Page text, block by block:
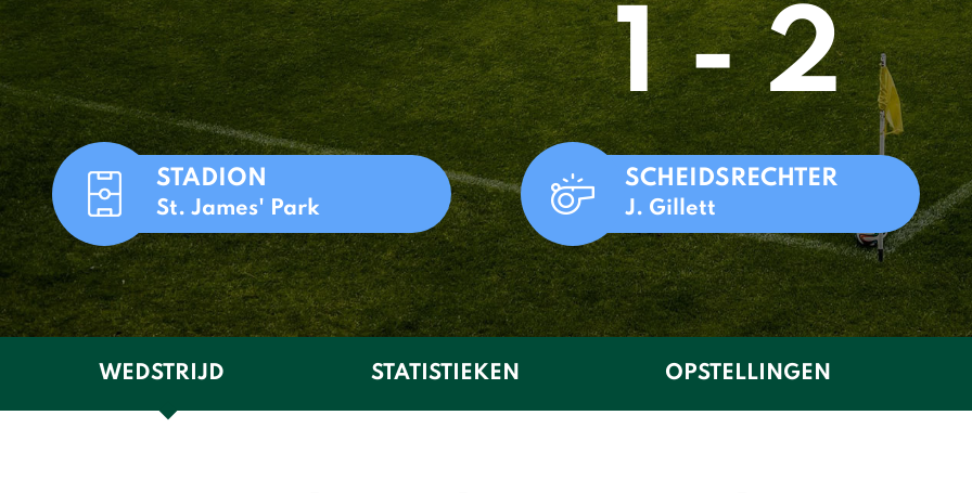
1 - 2
STADION
St. James' Park
SCHEIDSRECHTER
J. Gillett
WEDSTRIJD STATISTIEKEN OPSTELLINGEN